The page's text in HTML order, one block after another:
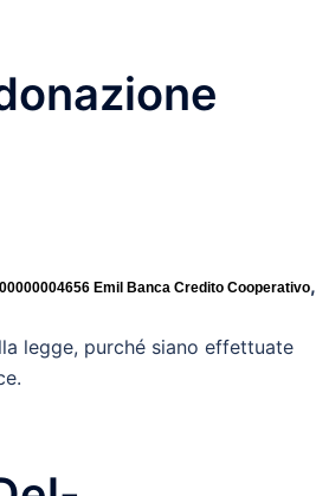
Emil Banca Credito Cooperativo,
legge, purché siano effettuate